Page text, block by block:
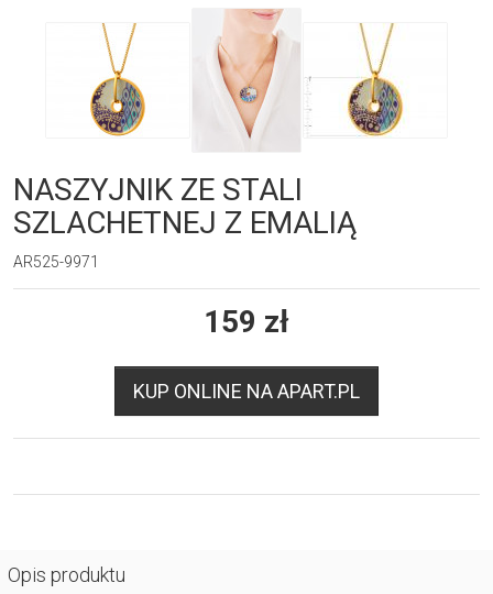
NASZYJNIK ZE STALI
SZLACHETNEJ Z EMALIĄ
AR525-9971
159 zł
KUP ONLINE NA APART.PL
Opis produktu